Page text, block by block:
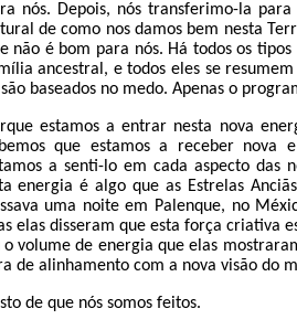
nós. Depois, nós transferimo-la
de como nos damos bem nesta
não é bom para nós. Há todos os
ancestral, e todos eles se
baseados no medo. Apenas o
estamos a entrar nesta nova
que estamos a receber nova
a senti-lo em cada aspecto das
energia é algo que as Estrelas
uma noite em Palenque, no
elas disseram que esta força criativa
o volume de energia que elas
de alinhamento com a nova visão do
de que nós somos feitos.